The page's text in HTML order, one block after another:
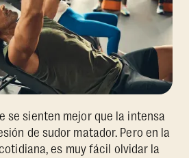
se sienten mejor que la intensa
de sudor matador. Pero en la
es muy fácil olvidar la